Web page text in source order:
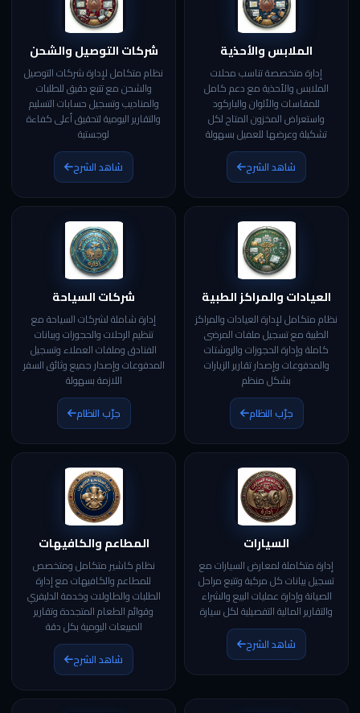
الملابس والأحذية
إدارة متخصصة تناسب محلات
الملابس والأحذية مع دعم كامل
للمقاسات والألوان والباركود
واستعراض المخزون المتاح لكل
تشكيلة وعرضها للعميل بسهولة
شاهد الشرح
شركات التوصيل والشحن
نظام متكامل لإدارة شركات التوصيل
والشحن مع تتبع دقيق للطلبات
والمناديب وتسجيل حسابات التسليم
والتقارير اليومية لتحقيق أعلى كفاءة
لوجستية
شاهد الشرح
العيادات والمراكز الطبية
نظام متكامل لإدارة العيادات والمراكز
الطبية مع تسجيل ملفات المرضى
كاملة وإدارة الحجوزات والروشتات
والمدفوعات وإصدار تقارير الزيارات
بشكل منظم
جرّب النظام
شركات السياحة
إدارة شاملة لشركات السياحة مع
تنظيم الرحلات والحجوزات وبيانات
الفنادق وملفات العملاء وتسجيل
المدفوعات وإصدار جميع وثائق السفر
اللازمة بسهولة
جرّب النظام
السيارات
إدارة متكاملة لمعارض السيارات مع
تسجيل بيانات كل مركبة وتتبع مراحل
الصيانة وإدارة عمليات البيع والشراء
والتقارير المالية التفصيلية لكل سيارة
شاهد الشرح
المطاعم والكافيهات
نظام كاشير متكامل ومتخصص
للمطاعم والكافيهات مع إدارة
الطلبات والطاولات وخدمة الدليفري
وقوائم الطعام المتجددة وتقارير
المبيعات اليومية بكل دقة
شاهد الشرح